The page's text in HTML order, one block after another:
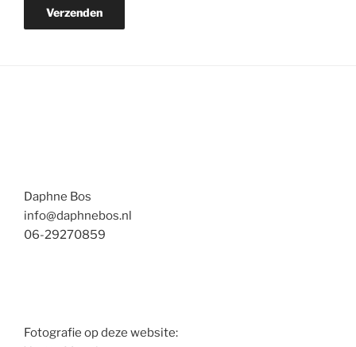
Daphne Bos
info@daphnebos.nl
06-29270859
Fotografie op deze website: